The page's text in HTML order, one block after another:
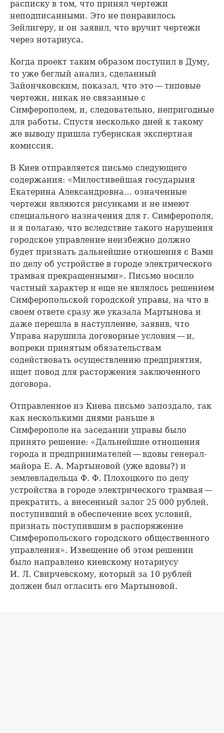
расписку в том, что принял чертежи
неподписанными. Это не понравилось
Зейлигеру, и он заявил, что вручит чертежи
через нотариуса.
Когда проект таким образом поступил в Думу,
то уже беглый анализ, сделанный
Зайончковским, показал, что это — типовые
чертежи, никак не связанные с
Симферополем, и, следовательно, непригодные
для работы. Спустя несколько дней к такому
же выводу пришла губернская экспертная
комиссия.
В Киев отправляется письмо следующего
содержания: «Милостивейшая государыня
Екатерина Александровна… означенные
чертежи являются рисунками и не имеют
специального назначения для г. Симферополя,
и я полагаю, что вследствие такого нарушения
городское управление неизбежно должно
будет признать дальнейшие отношения с Вами
по делу об устройстве в городе электрического
трамвая прекращенными». Письмо носило
частный характер и еще не являлось решением
Симферопольской городской управы, на что в
своем ответе сразу же указала Мартынова и
даже перешла в наступление, заявив, что
Управа нарушила договорные условия — и,
вопреки принятым обязательствам
содействовать осуществлению предприятия,
ищет повод для расторжения заключенного
договора.
Отправленное из Киева письмо запоздало, так
как несколькими днями раньше в
Симферополе на заседании управы было
принято решение: «Дальнейшие отношения
города и предпринимателей — вдовы генерал-
майора Е. А. Мартыновой (уже вдовы?) и
землевладельца Ф. Ф. Плохоцкого по делу
устройства в городе электрического трамвая —
прекратить, а внесенный залог 25 000 рублей,
поступивший в обеспечение всех условий,
признать поступившим в распоряжение
Симферопольского городского общественного
управления». Извещение об этом решении
было направлено киевскому нотариусу
И. Л. Свирчевскому, который за 10 рублей
должен был огласить его Мартыновой.